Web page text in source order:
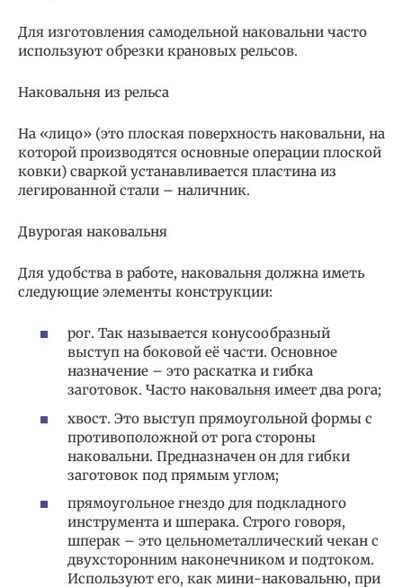
Для изготовления самодельной наковальни часто
используют обрезки крановых рельсов.
Наковальня из рельса
На «лицо» (это плоская поверхность наковальни, на
которой производятся основные операции плоской
ковки) сваркой устанавливается пластина из
легированной стали – наличник.
Двурогая наковальня
Для удобства в работе, наковальня должна иметь
следующие элементы конструкции:
рог. Так называется конусообразный
выступ на боковой её части. Основное
назначение – это раскатка и гибка
заготовок. Часто наковальня имеет два рога;
хвост. Это выступ прямоугольной формы с
противоположной от рога стороны
наковальни. Предназначен он для гибки
заготовок под прямым углом;
прямоугольное гнездо для подкладного
инструмента и шперака. Строго говоря,
шперак – это цельнометаллический чекан с
двухсторонним наконечником и подтоком.
Используют его, как мини-наковальню, при